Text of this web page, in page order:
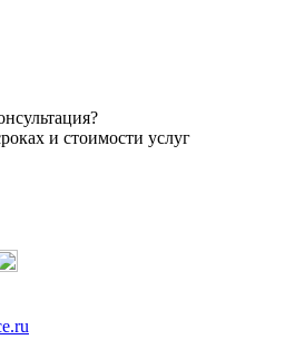
и стоимости услуг